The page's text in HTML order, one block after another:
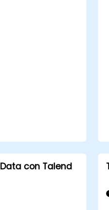
con la
con Talend